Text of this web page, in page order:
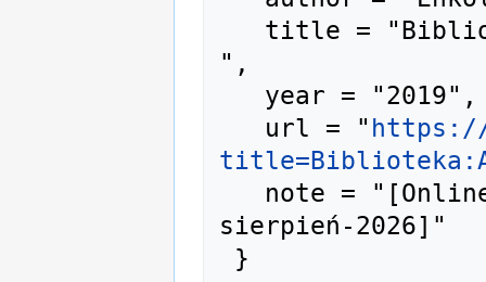
",
   url = "
title=Biblioteka:A-
sierpień-2026]"